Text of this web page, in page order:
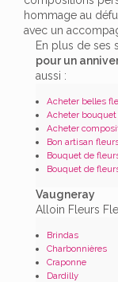
hommage au
avec un
En plus de ses
pour un
aussi :
Acheter belles
Acheter
Acheter
Bon artisan
Bouquet de
Bouquet de
Vaugneray
Alloin Fleurs
Brindas
Charbonnières
Craponne
Dardilly